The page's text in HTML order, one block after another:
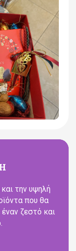
την υψηλή
που θα
ζεστό και